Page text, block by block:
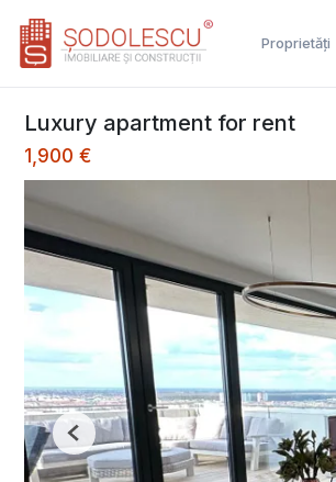
Proprietăți
Luxury apartment for rent
1,900 €
Previous